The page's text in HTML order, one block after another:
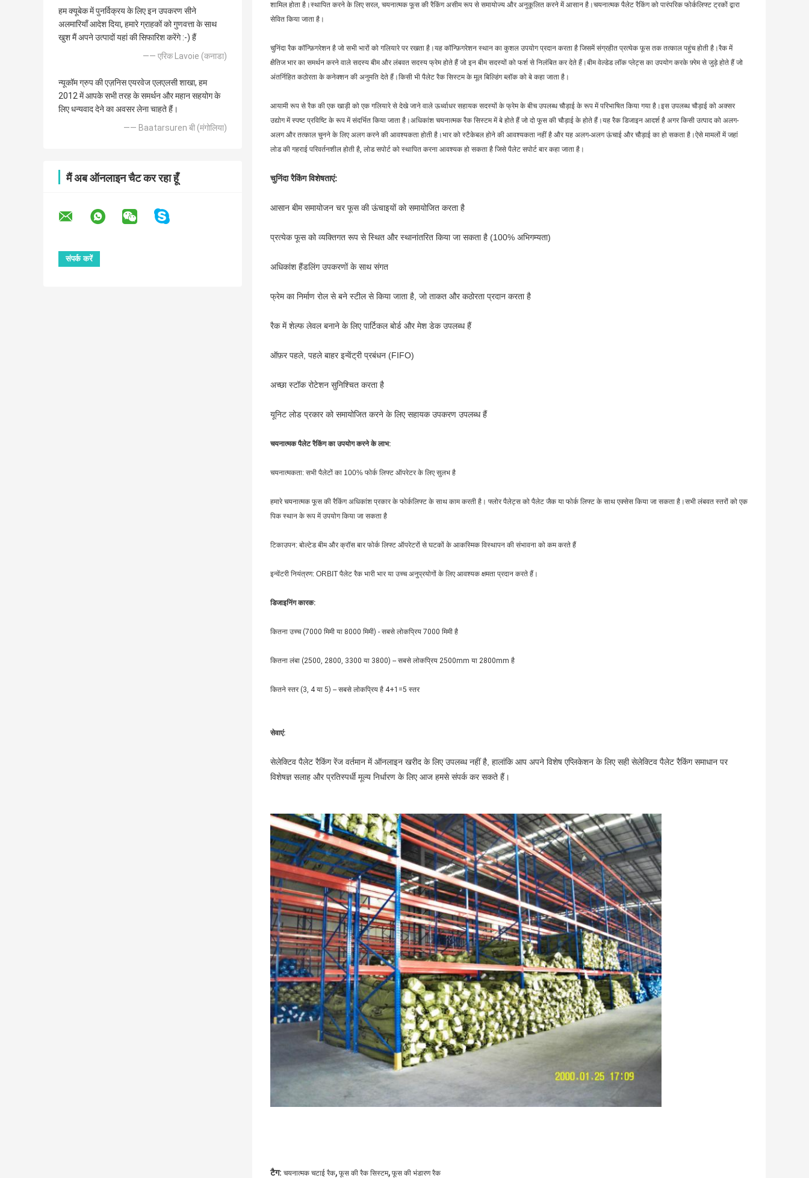
हम क्यूबेक में पुनर्विक्रय के लिए इन उपकरण सीने
अलमारियाँ आदेश दिया, हमारे ग्राहकों को गुणवत्ता के साथ
खुश मैं अपने उत्पादों यहां की सिफारिश करेंगे :-) हैं
—— एरिक Lavoie (कनाडा)
न्यूकॉम ग्रुप की एज़निस एयरवेज एलएलसी शाखा, हम
2012 में आपके सभी तरह के समर्थन और महान सहयोग के
लिए धन्यवाद देने का अवसर लेना चाहते हैं।
—— Baatarsuren बी (मंगोलिया)
मैं अब ऑनलाइन चैट कर रहा हूँ
शामिल होता है।स्थापित करने के लिए सरल, चयनात्मक फूस की रैकिंग असीम रूप से समायोज्य और अनुकूलित करने में आसान है।चयनात्मक पैलेट रैकिंग को पारंपरिक फोर्कलिफ्ट ट्रकों द्वारा
सेवित किया जाता है।
चुनिंदा रैक कॉन्फ़िगरेशन है जो सभी भारों को गलियारे पर रखता है।यह कॉन्फ़िगरेशन स्थान का कुशल उपयोग प्रदान करता है जिसमें संग्रहीत प्रत्येक फूस तक तत्काल पहुंच होती है।रैक में
क्षैतिज भार का समर्थन करने वाले सदस्य बीम और लंबवत सदस्य फ्रेम होते हैं जो इन बीम सदस्यों को फर्श से निलंबित कर देते हैं।बीम वेल्डेड लॉक प्लेट्स का उपयोग करके फ़्रेम से जुड़े होते हैं जो
अंतर्निहित कठोरता के कनेक्शन की अनुमति देते हैं।किसी भी पैलेट रैक सिस्टम के मूल बिल्डिंग ब्लॉक को बे कहा जाता है।
आयामी रूप से रैक की एक खाड़ी को एक गलियारे से देखे जाने वाले ऊर्ध्वाधर सहायक सदस्यों के फ्रेम के बीच उपलब्ध चौड़ाई के रूप में परिभाषित किया गया है।इस उपलब्ध चौड़ाई को अक्सर
उद्योग में स्पष्ट प्रविष्टि के रूप में संदर्भित किया जाता है।अधिकांश चयनात्मक रैक सिस्टम में बे होते हैं जो दो फूस की चौड़ाई के होते हैं।यह रैक डिजाइन आदर्श है अगर किसी उत्पाद को अलग-
अलग और तत्काल चुनने के लिए अलग करने की आवश्यकता होती है।भार को स्टैकेबल होने की आवश्यकता नहीं है और यह अलग-अलग ऊंचाई और चौड़ाई का हो सकता है।ऐसे मामलों में जहां
लोड की गहराई परिवर्तनशील होती है, लोड सपोर्ट को स्थापित करना आवश्यक हो सकता है जिसे पैलेट सपोर्ट बार कहा जाता है।
चुनिंदा रैकिंग विशेषताएं:
आसान बीम समायोजन चर फूस की ऊंचाइयों को समायोजित करता है
प्रत्येक फूस को व्यक्तिगत रूप से स्थित और स्थानांतरित किया जा सकता है (100% अभिगम्यता)
अधिकांश हैंडलिंग उपकरणों के साथ संगत
फ्रेम का निर्माण रोल से बने स्टील से किया जाता है, जो ताकत और कठोरता प्रदान करता है
रैक में शेल्फ लेवल बनाने के लिए पार्टिकल बोर्ड और मेश डेक उपलब्ध हैं
ऑफ़र पहले, पहले बाहर इन्वेंट्री प्रबंधन (FIFO)
अच्छा स्टॉक रोटेशन सुनिश्चित करता है
यूनिट लोड प्रकार को समायोजित करने के लिए सहायक उपकरण उपलब्ध हैं
चयनात्मक पैलेट रैकिंग का उपयोग करने के लाभ:
चयनात्मकता: सभी पैलेटों का 100% फोर्क लिफ्ट ऑपरेटर के लिए सुलभ है
हमारे चयनात्मक फूस की रैकिंग अधिकांश प्रकार के फोर्कलिफ्ट के साथ काम करती है। फ्लोर पैलेट्स को पैलेट जैक या फोर्क लिफ्ट के साथ एक्सेस किया जा सकता है।सभी लंबवत स्तरों को एक
पिक स्थान के रूप में उपयोग किया जा सकता है
टिकाउपन: बोल्टेड बीम और क्रॉस बार फोर्क लिफ्ट ऑपरेटरों से घटकों के आकस्मिक विस्थापन की संभावना को कम करते हैं
इन्वेंटरी नियंत्रण: ORBIT पैलेट रैक भारी भार या उच्च अनुप्रयोगों के लिए आवश्यक क्षमता प्रदान करते हैं।
डिजाइनिंग कारक:
कितना उच्च (7000 मिमी या 8000 मिमी) - सबसे लोकप्रिय 7000 मिमी है
कितना लंबा (2500, 2800, 3300 या 3800) -- सबसे लोकप्रिय 2500mm या 2800mm है
कितने स्तर (3, 4 या 5) -- सबसे लोकप्रिय है 4+1=5 स्तर
सेवाएं:
सेलेक्टिव पैलेट रैकिंग रेंज वर्तमान में ऑनलाइन खरीद के लिए उपलब्ध नहीं है, हालांकि आप अपने विशेष एप्लिकेशन के लिए सही सेलेक्टिव पैलेट रैकिंग समाधान पर
विशेषज्ञ सलाह और प्रतिस्पर्धी मूल्य निर्धारण के लिए आज हमसे संपर्क कर सकते हैं।
टैग: चयनात्मक चटाई रैक, फूस की रैक सिस्टम, फूस की भंडारण रैक